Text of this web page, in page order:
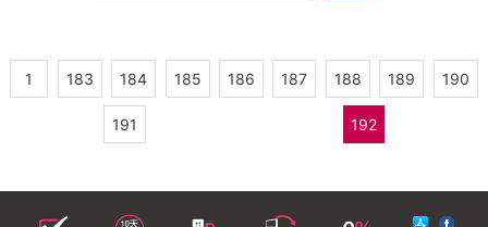
1 183 184 185 186 187 188 189 190
191 192